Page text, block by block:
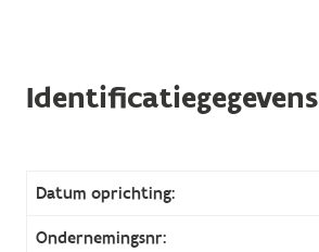
Identificatiegegevens
Datum oprichting:
Ondernemingsnr: